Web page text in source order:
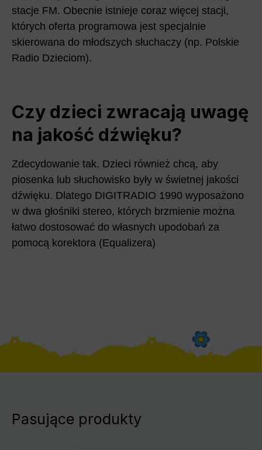
stacje FM. Obecnie istnieje coraz więcej stacji,
których oferta programowa jest specjalnie
skierowana do młodszych słuchaczy (np. Polskie
Radio Dzieciom).
Czy dzieci zwracają uwagę
na jakość dźwięku?
Zdecydowanie tak. Dzieci również chcą, aby
piosenka lub słuchowisko były w świetnej jakości
dźwięku. Dlatego DIGITRADIO 1990 wyposażono
w dwa głośniki stereo, których brzmienie można
łatwo dostosować do własnych upodobań za
pomocą korektora (Equalizera)
Pasujące produkty